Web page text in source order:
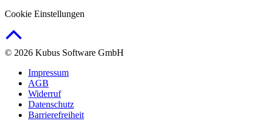
Cookie Einstellungen
© 2026 Kubus Software GmbH
Impressum
AGB
Widerruf
Datenschutz
Barrierefreiheit